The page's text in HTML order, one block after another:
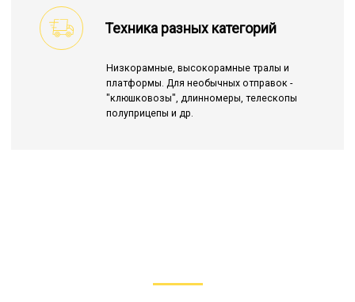
Техника разных категорий
Низкорамные, высокорамные тралы и
платформы. Для необычных отправок -
"клюшковозы", длинномеры, телескопы
полуприцепы и др.